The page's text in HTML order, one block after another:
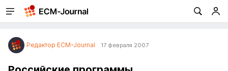
Редактор ECM-Journal 17 февраля 2007